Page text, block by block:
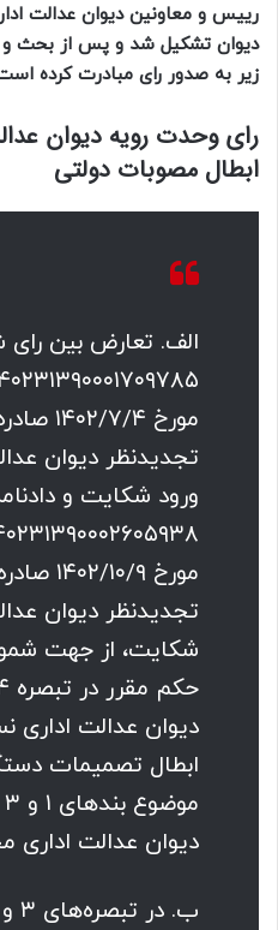
رییس و معاونین دیوان عدالت
دیوان تشکیل شد و پس از بحث و
زیر به صدور رای مبادرت کرده
رای وحدت رویه دیوان
ابطال مصوبات دولتی
الف. تعارض بین رای
مورخ
تجدیدنظر دیوان
ورود شکایت و
مورخ
تجدیدنظر دیوان
شکایت، از جهت
دیوان عدالت اداری
ابطال تصمیمات
دیوان عدالت اداری